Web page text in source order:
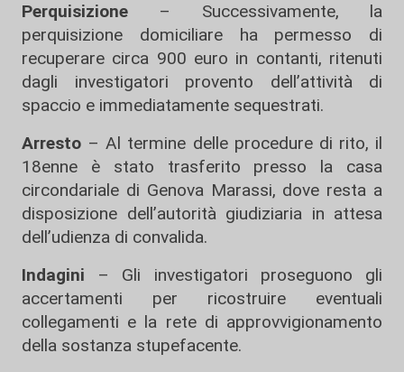
Perquisizione – Successivamente, la
perquisizione domiciliare ha permesso di
recuperare circa 900 euro in contanti, ritenuti
dagli investigatori provento dell’attività di
spaccio e immediatamente sequestrati.
Arresto – Al termine delle procedure di rito, il
18enne è stato trasferito presso la casa
circondariale di Genova Marassi, dove resta a
disposizione dell’autorità giudiziaria in attesa
dell’udienza di convalida.
Indagini – Gli investigatori proseguono gli
accertamenti per ricostruire eventuali
collegamenti e la rete di approvvigionamento
della sostanza stupefacente.